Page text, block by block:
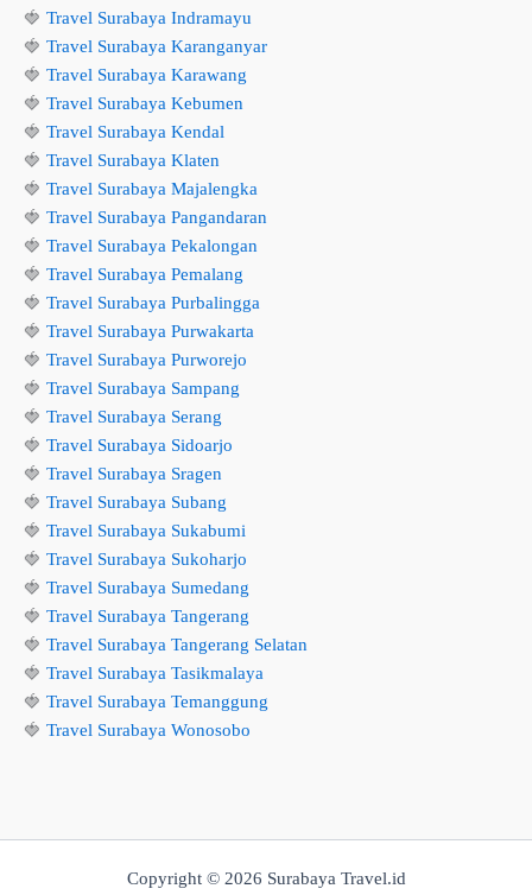
🍓 Travel Surabaya Indramayu
🍓 Travel Surabaya Karanganyar
🍓 Travel Surabaya Karawang
🍓 Travel Surabaya Kebumen
🍓 Travel Surabaya Kendal
🍓 Travel Surabaya Klaten
🍓 Travel Surabaya Majalengka
🍓 Travel Surabaya Pangandaran
🍓 Travel Surabaya Pekalongan
🍓 Travel Surabaya Pemalang
🍓 Travel Surabaya Purbalingga
🍓 Travel Surabaya Purwakarta
🍓 Travel Surabaya Purworejo
🍓 Travel Surabaya Sampang
🍓 Travel Surabaya Serang
🍓 Travel Surabaya Sidoarjo
🍓 Travel Surabaya Sragen
🍓 Travel Surabaya Subang
🍓 Travel Surabaya Sukabumi
🍓 Travel Surabaya Sukoharjo
🍓 Travel Surabaya Sumedang
🍓 Travel Surabaya Tangerang
🍓 Travel Surabaya Tangerang Selatan
🍓 Travel Surabaya Tasikmalaya
🍓 Travel Surabaya Temanggung
🍓 Travel Surabaya Wonosobo
Copyright © 2026 Surabaya Travel.id